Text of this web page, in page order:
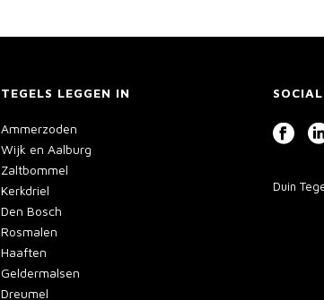
TEGELS LEGGEN IN
Ammerzoden
Wijk en Aalburg
Zaltbommel
Kerkdriel
Den Bosch
Rosmalen
Haaften
Geldermalsen
Dreumel
Duin